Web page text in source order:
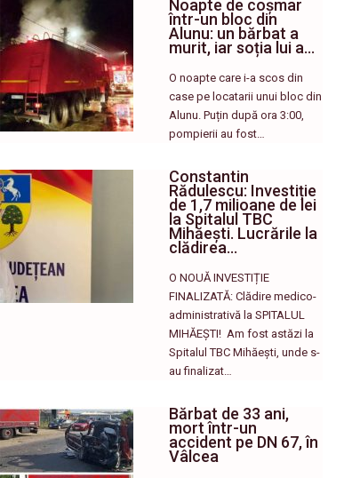
Noapte de coșmar
într-un bloc din
Alunu: un bărbat a
murit, iar soția lui a…
O noapte care i-a scos din
case pe locatarii unui bloc din
Alunu. Puțin după ora 3:00,
pompierii au fost…
Constantin
Rădulescu: Investiție
de 1,7 milioane de lei
la Spitalul TBC
Mihăești. Lucrările la
clădirea…
O NOUĂ INVESTIȚIE
FINALIZATĂ: Clădire medico-
administrativă la SPITALUL
MIHĂEȘTI! ​ Am fost astăzi la
Spitalul TBC Mihăești, unde s-
au finalizat…
Bărbat de 33 ani,
mort într-un
accident pe DN 67, în
Vâlcea